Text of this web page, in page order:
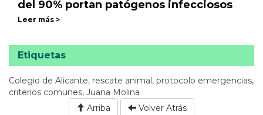
del 90% portan patógenos infecciosos
Leer más >
Etiquetas
Colegio de Alicante, rescate animal, protocolo emergencias,
criterios comunes, Juana Molina
Arriba
Volver Atrás